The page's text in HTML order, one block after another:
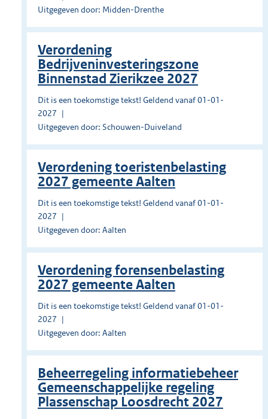
Uitgegeven door: Midden-Drenthe
Verordening
Bedrijveninvesteringszone
Binnenstad Zierikzee 2027
Dit is een toekomstige tekst! Geldend vanaf 01-01-
2027
Uitgegeven door: Schouwen-Duiveland
Verordening toeristenbelasting
2027 gemeente Aalten
Dit is een toekomstige tekst! Geldend vanaf 01-01-
2027
Uitgegeven door: Aalten
Verordening forensenbelasting
2027 gemeente Aalten
Dit is een toekomstige tekst! Geldend vanaf 01-01-
2027
Uitgegeven door: Aalten
Beheerregeling informatiebeheer
Gemeenschappelijke regeling
Plassenschap Loosdrecht 2027